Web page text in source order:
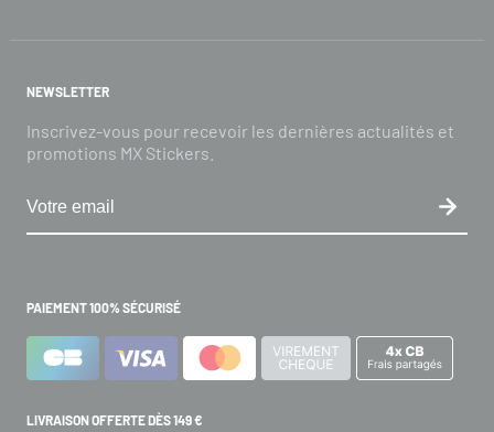
NEWSLETTER
Inscrivez-vous pour recevoir les dernières actualités et
promotions MX Stickers.
PAIEMENT 100% SÉCURISÉ
LIVRAISON OFFERTE DÈS 149 €